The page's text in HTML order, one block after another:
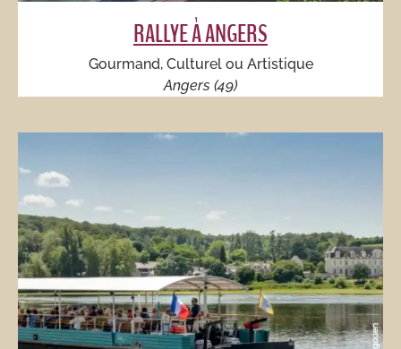
RALLYE À ANGERS
Gourmand, Culturel ou Artistique
Angers (49)